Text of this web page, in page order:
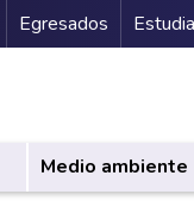
Egresados
Medio ambiente